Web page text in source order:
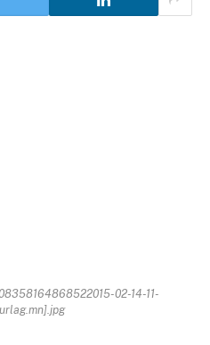
02-14-11-